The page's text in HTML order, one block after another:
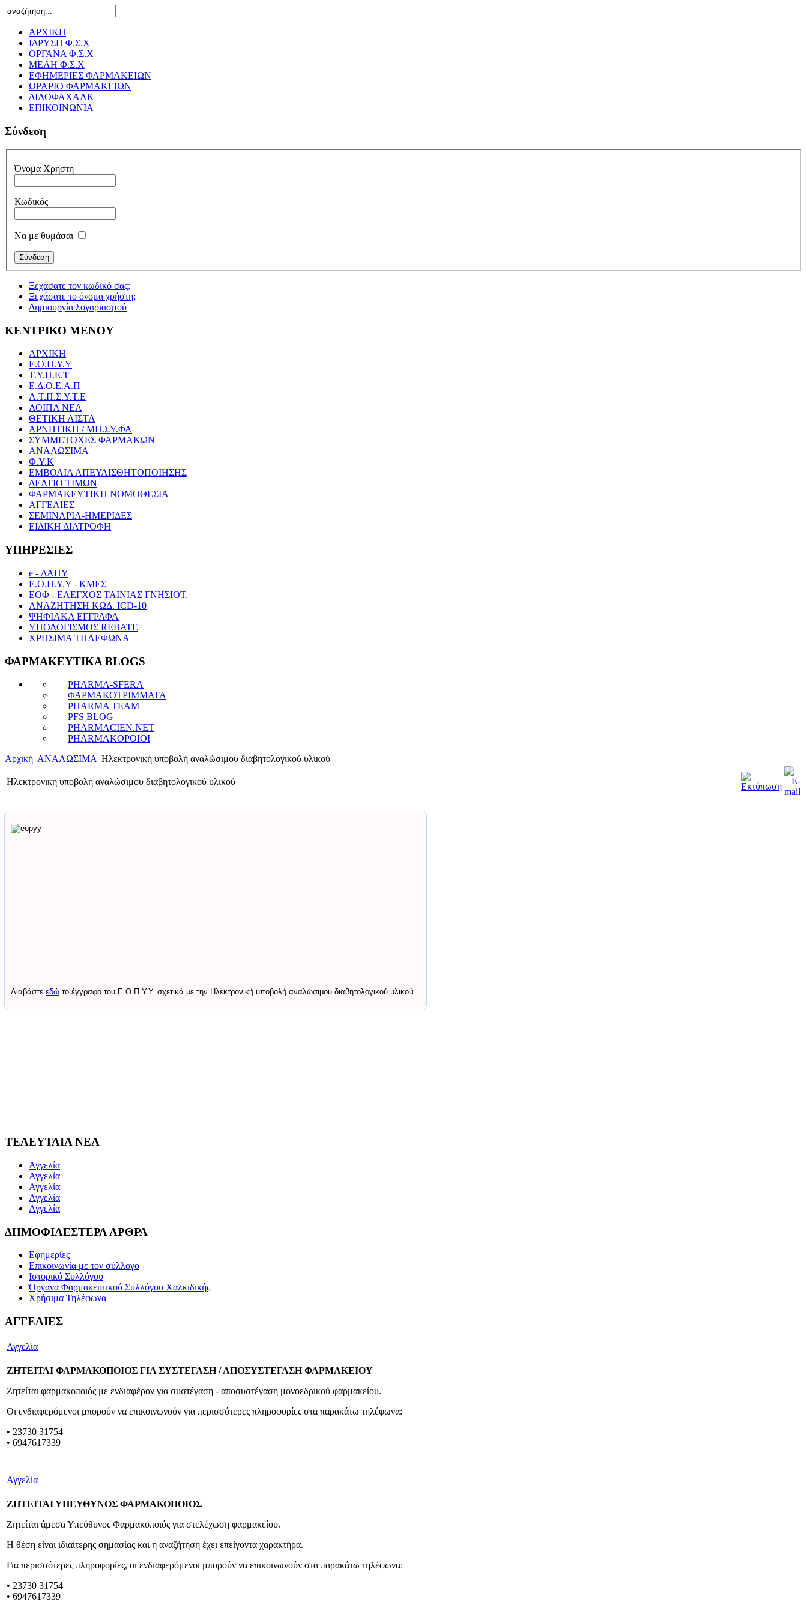
ΑΡΧΙΚΗ
ΙΔΡΥΣΗ Φ.Σ.Χ
ΟΡΓΑΝΑ Φ.Σ.Χ
ΜΕΛΗ Φ.Σ.Χ
ΕΦΗΜΕΡΙΕΣ ΦΑΡΜΑΚΕΙΩΝ
ΩΡΑΡΙΟ ΦΑΡΜΑΚΕΙΩΝ
ΔΙΛΟΦΑΧΑΛΚ
ΕΠΙΚΟΙΝΩΝΙΑ
Σύνδεση
Όνομα Χρήστη
Κωδικός
Να με θυμάσαι
Ξεχάσατε τον κωδικό σας;
Ξεχάσατε το όνομα χρήστη;
Δημιουργία λογαριασμού
ΚΕΝΤΡΙΚΟ ΜΕΝΟΥ
ΑΡΧΙΚΗ
Ε.Ο.Π.Υ.Υ
Τ.Υ.Π.Ε.Τ
Ε.Δ.Ο.Ε.Α.Π
Α.Τ.Π.Σ.Υ.Τ.Ε
ΛΟΙΠΑ ΝΕΑ
ΘΕΤΙΚΗ ΛΙΣΤΑ
ΑΡΝΗΤΙΚΗ / ΜΗ.ΣΥ.ΦΑ
ΣΥΜΜΕΤΟΧΕΣ ΦΑΡΜΑΚΩΝ
ΑΝΑΛΩΣΙΜΑ
Φ.Υ.Κ
ΕΜΒΟΛΙΑ ΑΠΕΥΑΙΣΘΗΤΟΠΟΙΗΣΗΣ
ΔΕΛΤΙΟ ΤΙΜΩΝ
ΦΑΡΜΑΚΕΥΤΙΚΗ ΝΟΜΟΘΕΣΙΑ
ΑΓΓΕΛΙΕΣ
ΣΕΜΙΝΑΡΙΑ-ΗΜΕΡΙΔΕΣ
ΕΙΔΙΚΗ ΔΙΑΤΡΟΦΗ
ΥΠΗΡΕΣΙΕΣ
e - ΔΑΠΥ
Ε.Ο.Π.Υ.Υ - ΚΜΕΣ
ΕΟΦ - ΕΛΕΓΧΟΣ ΤΑΙΝΙΑΣ ΓΝΗΣΙΟΤ.
ΑΝΑΖΗΤΗΣΗ ΚΩΔ. ICD-10
ΨΗΦΙΑΚΑ ΕΓΓΡΑΦΑ
ΥΠΟΛΟΓΙΣΜΟΣ REBATE
ΧΡΗΣΙΜΑ ΤΗΛΕΦΩΝΑ
ΦΑΡΜΑΚΕΥΤΙΚΑ BLOGS
PHARMA-SFERA
ΦΑΡΜΑΚΟΤΡΙΜΜΑΤΑ
PHARMA TEAM
PFS BLOG
PHARMACIEN.NET
PHARMAKOPOIOI
Αρχική ΑΝΑΛΩΣΙΜΑ Ηλεκτρονική υποβολή αναλώσιμου διαβητολογικού υλικού
Ηλεκτρονική υποβολή αναλώσιμου διαβητολογικού υλικού
Διαβάστε εδώ το έγγραφο του Ε.Ο.Π.Υ.Υ. σχετικά με την Ηλεκτρονική υποβολή αναλώσιμου διαβητολογικού υλικού.
ΤΕΛΕΥΤΑΙΑ ΝΕΑ
Αγγελία
Αγγελία
Αγγελία
Αγγελία
Αγγελία
ΔΗΜΟΦΙΛΕΣΤΕΡΑ ΑΡΘΡΑ
Εφημερίες_
Επικοινωνία με τον σύλλογο
Ιστορικό Συλλόγου
Όργανα Φαρμακευτικού Συλλόγου Χαλκιδικής
Χρήσιμα Τηλέφωνα
ΑΓΓΕΛΙΕΣ
Αγγελία
ΖΗΤΕΙΤΑΙ ΦΑΡΜΑΚΟΠΟΙΟΣ ΓΙΑ ΣΥΣΤΕΓΑΣΗ / ΑΠΟΣΥΣΤΕΓΑΣΗ ΦΑΡΜΑΚΕΙΟΥ
Ζητείται φαρμακοποιός με ενδιαφέρον για συστέγαση - αποσυστέγαση μονοεδρικού φαρμακείου.
Οι ενδιαφερόμενοι μπορούν να επικοινωνούν για περισσότερες πληροφορίες στα παρακάτω τηλέφωνα:
• 23730 31754
• 6947617339
Αγγελία
ΖΗΤΕΙΤΑΙ ΥΠΕΥΘΥΝΟΣ ΦΑΡΜΑΚΟΠΟΙΟΣ
Ζητείται άμεσα Υπεύθυνος Φαρμακοποιός για στελέχωση φαρμακείου.
Η θέση είναι ιδιαίτερης σημασίας και η αναζήτηση έχει επείγοντα χαρακτήρα.
Για περισσότερες πληροφορίες, οι ενδιαφερόμενοι μπορούν να επικοινωνούν στα παρακάτω τηλέφωνα:
• 23730 31754
• 6947617339